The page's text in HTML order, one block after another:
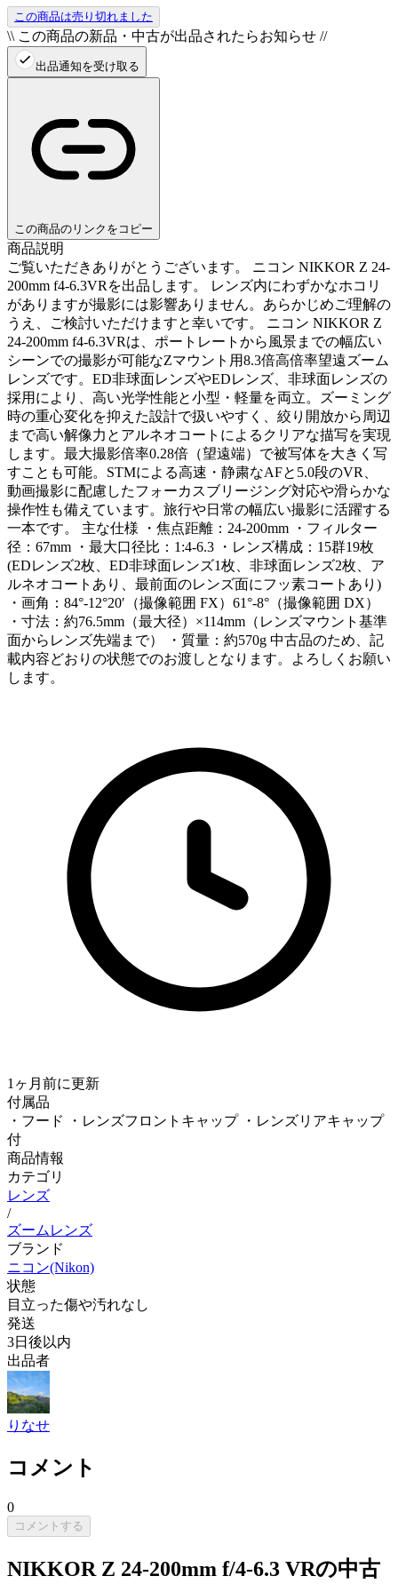
この商品は売り切れました
\\ この商品の新品・中古が出品されたらお知らせ //
出品通知を受け取る
この商品のリンクをコピー
商品説明
ご覧いただきありがとうございます。 ニコン NIKKOR Z 24-
200mm f4-6.3VRを出品します。 レンズ内にわずかなホコリ
がありますが撮影には影響ありません。あらかじめご理解の
うえ、ご検討いただけますと幸いです。 ニコン NIKKOR Z
24-200mm f4-6.3VRは、ポートレートから風景までの幅広い
シーンでの撮影が可能なZマウント用8.3倍高倍率望遠ズーム
レンズです。ED非球面レンズやEDレンズ、非球面レンズの
採用により、高い光学性能と小型・軽量を両立。ズーミング
時の重心変化を抑えた設計で扱いやすく、絞り開放から周辺
まで高い解像力とアルネオコートによるクリアな描写を実現
します。最大撮影倍率0.28倍（望遠端）で被写体を大きく写
すことも可能。STMによる高速・静粛なAFと5.0段のVR、
動画撮影に配慮したフォーカスブリージング対応や滑らかな
操作性も備えています。旅行や日常の幅広い撮影に活躍する
一本です。 主な仕様 ・焦点距離：24-200mm ・フィルター
径：67mm ・最大口径比：1:4-6.3 ・レンズ構成：15群19枚
(EDレンズ2枚、ED非球面レンズ1枚、非球面レンズ2枚、ア
ルネオコートあり、最前面のレンズ面にフッ素コートあり)
・画角：84°-12°20′（撮像範囲 FX）61°-8°（撮像範囲 DX）
・寸法：約76.5mm（最大径）×114mm（レンズマウント基準
面からレンズ先端まで） ・質量：約570g 中古品のため、記
載内容どおりの状態でのお渡しとなります。よろしくお願い
します。
1ヶ月前に更新
付属品
・フード ・レンズフロントキャップ ・レンズリアキャップ
付
商品情報
カテゴリ
レンズ
/
ズームレンズ
ブランド
ニコン(Nikon)
状態
目立った傷や汚れなし
発送
3日後以内
出品者
りなせ
コメント
0
コメントする
NIKKOR Z 24-200mm f/4-6.3 VRの中古